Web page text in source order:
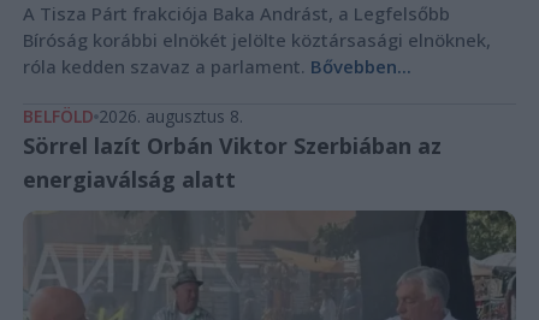
A Tisza Párt frakciója Baka Andrást, a Legfelsőbb
Bíróság korábbi elnökét jelölte köztársasági elnöknek,
róla kedden szavaz a parlament. Bővebben...
BELFÖLD 2026. augusztus 8.
Sörrel lazít Orbán Viktor Szerbiában az
energiaválság alatt